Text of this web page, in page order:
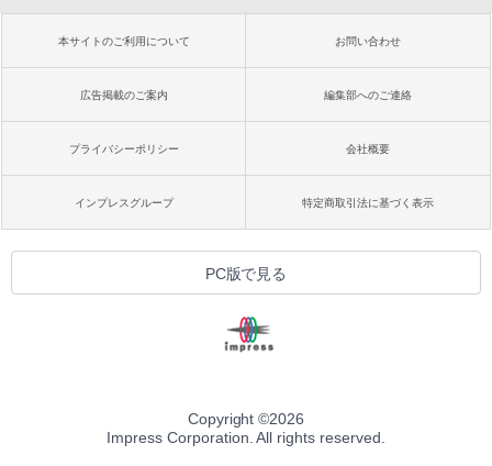
本サイトのご利用について お問い合わせ
広告掲載のご案内 編集部へのご連絡
プライバシーポリシー 会社概要
インプレスグループ 特定商取引法に基づく表示
PC版で見る
Copyright ©2026
Impress Corporation. All rights reserved.